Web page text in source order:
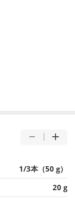
1/3本（50 g）
20 g